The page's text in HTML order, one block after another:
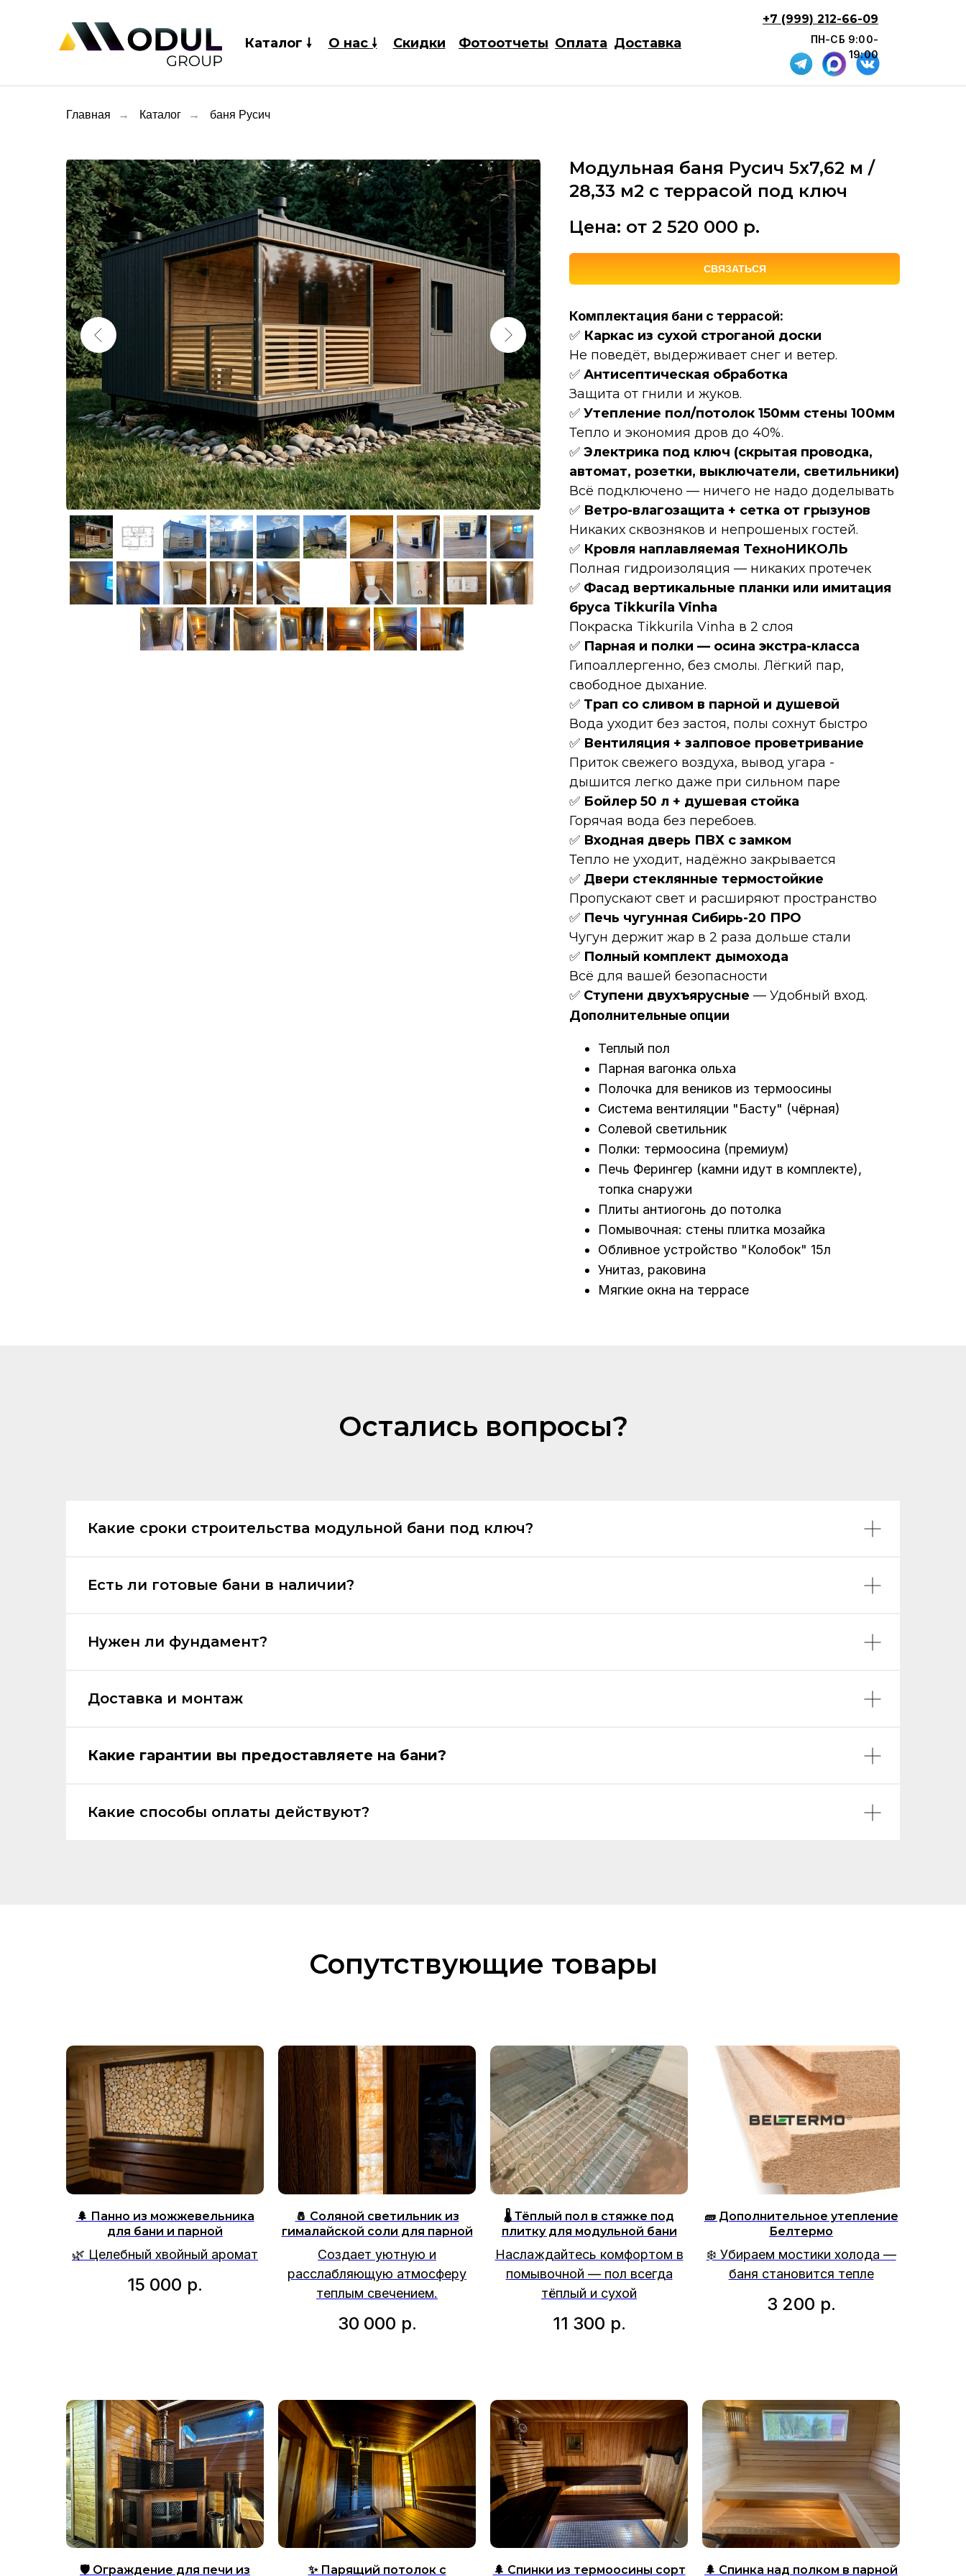
О нас 🠗
Каталог 🠗 Доставка
ПН-СБ 9:00-
19:00
+7 (999) 212-66-09
Оплата
Выставки
Фотоотчеты
Скидки
Цены
Главная → Каталог → баня Русич
Модульная баня Русич 5х7,62 м /
28,33 м2 с террасой под ключ
Цена: от 2 520 000 р.
СВЯЗАТЬСЯ
Комплектация бани с террасой:
✅ Каркас из сухой строганой доски
Не поведёт, выдерживает снег и ветер.
✅ Антисептическая обработка
Защита от гнили и жуков.
✅ Утепление пол/потолок 150мм стены 100мм
Тепло и экономия дров до 40%.
✅ Электрика под ключ (скрытая проводка,
автомат, розетки, выключатели, светильники)
Всё подключено — ничего не надо доделывать
✅ Ветро-влагозащита + сетка от грызунов
Никаких сквозняков и непрошеных гостей.
✅ Кровля наплавляемая ТехноНИКОЛЬ
Полная гидроизоляция — никаких протечек
✅ Фасад вертикальные планки или имитация
бруса Tikkurila Vinha
Покраска Tikkurila Vinha в 2 слоя
✅ Парная и полки — осина экстра-класса
Гипоаллергенно, без смолы. Лёгкий пар,
свободное дыхание.
✅ Трап со сливом в парной и душевой
Вода уходит без застоя, полы сохнут быстро
✅ Вентиляция + залповое проветривание
Приток свежего воздуха, вывод угара -
дышится легко даже при сильном паре
✅ Бойлер 50 л + душевая стойка
Горячая вода без перебоев.
✅ Входная дверь ПВХ с замком
Тепло не уходит, надёжно закрывается
✅ Двери стеклянные термостойкие
Пропускают свет и расширяют пространство
✅ Печь чугунная Сибирь-20 ПРО
Чугун держит жар в 2 раза дольше стали
✅ Полный комплект дымохода
Всё для вашей безопасности
✅ Ступени двухъярусные — Удобный вход.
Дополнительные опции
Теплый пол
Парная вагонка ольха
Полочка для веников из термоосины
Система вентиляции "Басту" (чёрная)
Солевой светильник
Полки: термоосина (премиум)
Печь Ферингер (камни идут в комплекте),
топка снаружи
Плиты антиогонь до потолка
Помывочная: стены плитка мозайка
Обливное устройство "Колобок" 15л
Унитаз, раковина
Мягкие окна на террасе
Остались вопросы?
Какие сроки строительства модульной бани под ключ?
Есть ли готовые бани в наличии?
Нужен ли фундамент?
Доставка и монтаж
Какие гарантии вы предоставляете на бани?
Какие способы оплаты действуют?
Сопутствующие товары
🌲 Панно из можжевельника
для бани и парной
🌿 Целебный хвойный аромат
15 000 р.
🧂 Соляной светильник из
гималайской соли для парной
Создает уютную и
расслабляющую атмосферу
теплым свечением.
30 000 р.
🌡️ Тёплый пол в стяжке под
плитку для модульной бани
Наслаждайтесь комфортом в
помывочной — пол всегда
тёплый и сухой
11 300 р.
🧱 Дополнительное утепление
Белтермо
❄️ Убираем мостики холода —
баня становится тепле
3 200 р.
🛡️ Ограждение для печи из ✨ Парящий потолок с 🌲 Спинки из термоосины сорт 🌲 Спинка над полком в парной